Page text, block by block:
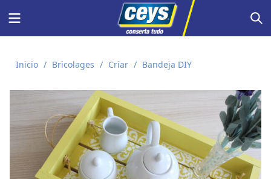
Menu
Inicio / Bricolages / Criar / Bandeja DIY